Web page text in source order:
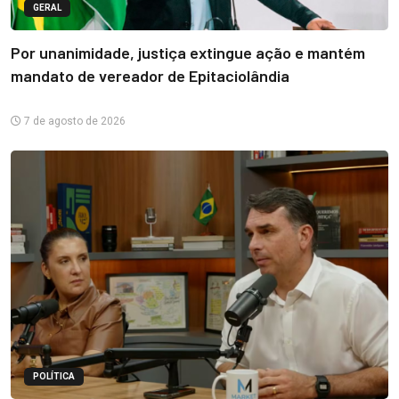
GERAL
Por unanimidade, justiça extingue ação e mantém
mandato de vereador de Epitaciolândia
7 de agosto de 2026
POLÍTICA